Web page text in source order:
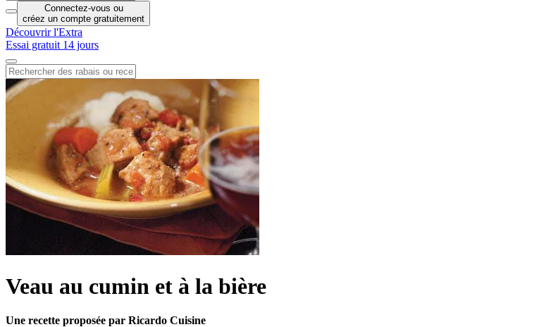
Connectez-vous ou
créez un compte gratuitement
Découvrir l'Extra
Essai gratuit 14 jours
Veau au cumin et à la bière
Une recette proposée par Ricardo Cuisine